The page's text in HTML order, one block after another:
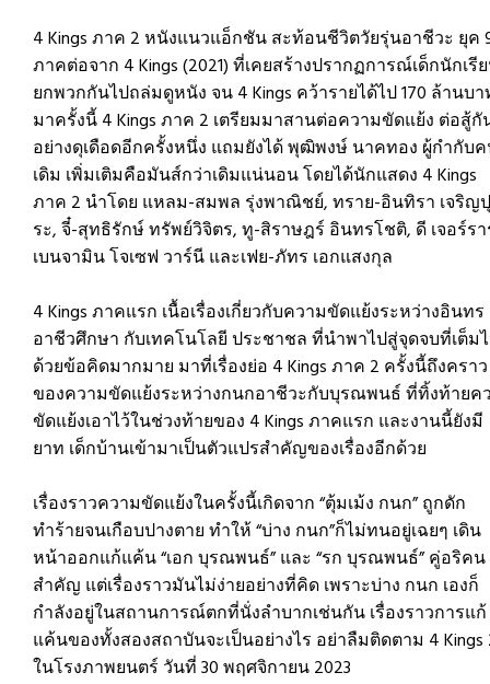
4 Kings ภาค 2 หนังแนวแอ็กชัน สะท้อนชีวิตวัยรุ่นอาชีวะ ยุค
ภาคต่อจาก 4 Kings (2021) ที่เคยสร้างปรากฏการณ์เด็กนักเรี
ยกพวกกันไปถล่มดูหนัง จน 4 Kings คว้ารายได้ไป 170 ล้านบ
มาครั้งนี้ 4 Kings ภาค 2 เตรียมมาสานต่อความขัดแย้ง ต่อสู้กั
อย่างดุเดือดอีกครั้งหนึ่ง แถมยังได้ พุฒิพงษ์ นาคทอง ผู้กำกับ
เดิม เพิ่มเติมคือมันส์กว่าเดิมแน่นอน โดยได้นักแสดง 4 Kings
ภาค 2 นำโดย แหลม-สมพล รุ่งพาณิชย์, ทราย-อินทิรา เจริญปุ
ระ, จี๋-สุทธิรักษ์ ทรัพย์วิจิตร, ทู-สิราษฎร์ อินทรโชติ, ดี เจอร์ร
เบนจามิน โจเซฟ วาร์นี และเฟย-ภัทร เอกแสงกุล
4 Kings ภาคแรก เนื้อเรื่องเกี่ยวกับความขัดแย้งระหว่างอินทร
อาชีวศึกษา กับเทคโนโลยี ประชาชล ที่นำพาไปสู่จุดจบที่เต็ม
ด้วยข้อคิดมากมาย มาที่เรื่องย่อ 4 Kings ภาค 2 ครั้งนี้ถึงคราว
ของความขัดแย้งระหว่างกนกอาชีวะกับบุรณพนธ์ ที่ทิ้งท้ายค
ขัดแย้งเอาไว้ในช่วงท้ายของ 4 Kings ภาคแรก และงานนี้ยังมี
ยาท เด็กบ้านเข้ามาเป็นตัวแปรสำคัญของเรื่องอีกด้วย
เรื่องราวความขัดแย้งในครั้งนี้เกิดจาก “ตุ้มเม้ง กนก” ถูกดัก
ทำร้ายจนเกือบปางตาย ทำให้ “บ่าง กนก”ก็ไม่ทนอยู่เฉยๆ เดิน
หน้าออกแก้แค้น “เอก บุรณพนธ์” และ “รก บุรณพนธ์” คู่อริคน
สำคัญ แต่เรื่องราวมันไม่ง่ายอย่างที่คิด เพราะบ่าง กนก เองก็
กำลังอยู่ในสถานการณ์ตกที่นั่งลำบากเช่นกัน เรื่องราวการแก้
แค้นของทั้งสองสถาบันจะเป็นอย่างไร อย่าลืมติดตาม 4 Kings
ในโรงภาพยนตร์ วันที่ 30 พฤศจิกายน 2023